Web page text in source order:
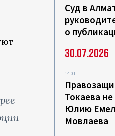
Суд в
о
30.07.2026
14:01
Токаева
Юлию
Мовлаева